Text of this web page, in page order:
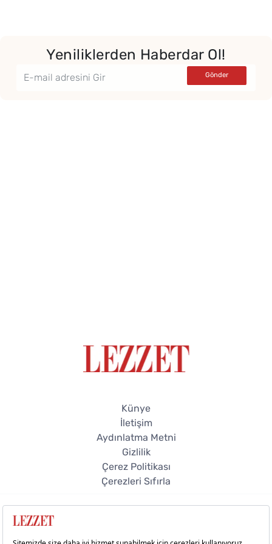
Yeniliklerden Haberdar Ol!
Künye
İletişim
Aydınlatma Metni
Gizlilik
Çerez Politikası
Çerezleri Sıfırla